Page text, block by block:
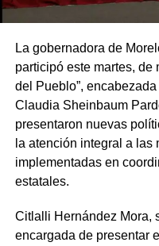
La gobernadora de
participó este martes, de
del Pueblo”,
Claudia Sheinbaum
presentaron nuevas
la atención integral a las
implementadas en
estatales.
Citlalli Hernández Mora,
encargada de presentar